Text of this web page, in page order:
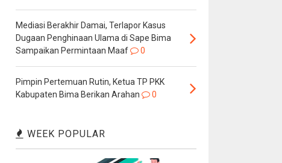
Mediasi Berakhir Damai, Terlapor Kasus
Dugaan Penghinaan Ulama di Sape Bima
Sampaikan Permintaan Maaf
0
Pimpin Pertemuan Rutin, Ketua TP PKK
Kabupaten Bima Berikan Arahan
0
WEEK POPULAR